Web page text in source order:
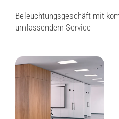
Beleuchtungsgeschäft mit
umfassendem Service